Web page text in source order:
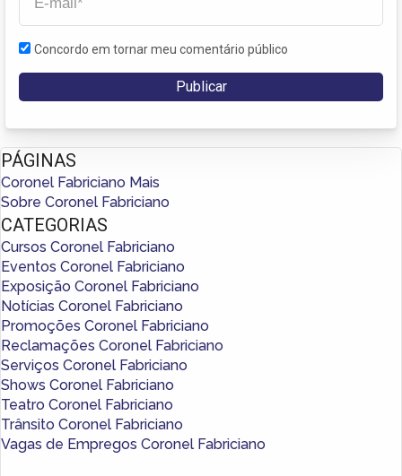
Concordo em tornar meu comentário público
PÁGINAS
Coronel Fabriciano Mais
Sobre Coronel Fabriciano
CATEGORIAS
Cursos Coronel Fabriciano
Eventos Coronel Fabriciano
Exposição Coronel Fabriciano
Notícias Coronel Fabriciano
Promoções Coronel Fabriciano
Reclamações Coronel Fabriciano
Serviços Coronel Fabriciano
Shows Coronel Fabriciano
Teatro Coronel Fabriciano
Trânsito Coronel Fabriciano
Vagas de Empregos Coronel Fabriciano